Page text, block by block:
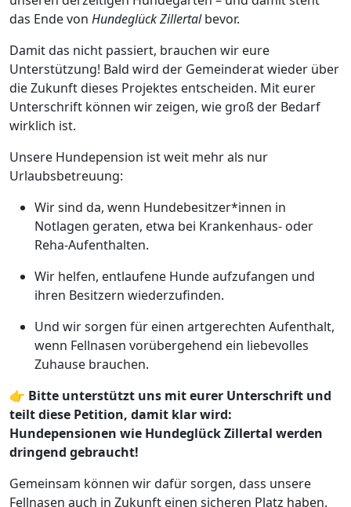
das Ende von Hundeglück Zillertalbevor.
Damit das nicht passiert, brauchen wir eure
Unterstützung! Bald wird der Gemeinderat wieder über
die Zukunft dieses Projektes entscheiden. Mit eurer
Unterschrift können wir zeigen, wie groß der Bedarf
wirklich ist.
Unsere Hundepension ist weit mehr als nur
Urlaubsbetreuung:
Wir sind da, wenn Hundebesitzer*innen in
Notlagen geraten, etwa bei Krankenhaus- oder
Reha-Aufenthalten.
Wir helfen, entlaufene Hunde aufzufangen und
ihren Besitzern wiederzufinden.
Und wir sorgen für einen artgerechten Aufenthalt,
wenn Fellnasen vorübergehend ein liebevolles
Zuhause brauchen.
👉 Bitte unterstützt uns mit eurer Unterschrift und
teilt diese Petition, damit klar wird:
Hundepensionen wie Hundeglück Zillertal werden
dringend gebraucht!
Gemeinsam können wir dafür sorgen, dass unsere
Fellnasen auch in Zukunft einen sicheren Platz haben.